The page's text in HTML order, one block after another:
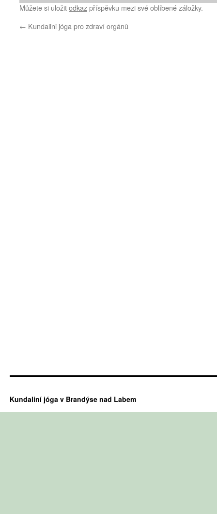
Můžete si uložitodkazpříspěvku mezi své oblíbené záložky.
← Kundalini jóga pro zdraví orgánů
Kundaliní jóga v Brandýse nad Labem